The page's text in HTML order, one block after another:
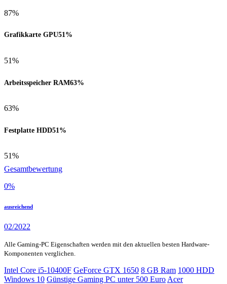
87%
Grafikkarte GPU51%
51%
Arbeitsspeicher RAM63%
63%
Festplatte HDD51%
51%
Gesamtbewertung
0%
ausreichend
02/2022
Alle Gaming-PC Eigenschaften werden mit den aktuellen besten Hardware-
Komponenten verglichen.
Intel Core i5-10400F GeForce GTX 1650 8 GB Ram 1000 HDD
Windows 10 Günstige Gaming PC unter 500 Euro Acer